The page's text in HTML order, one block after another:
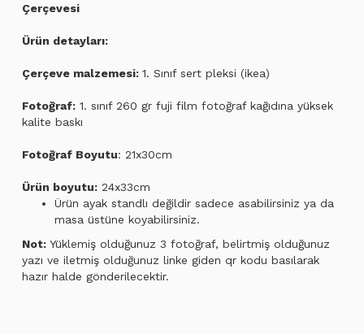
Çerçevesi
Ürün detayları:
Çerçeve malzemesi: 1. Sınıf sert pleksi (ikea)
Fotoğraf: 1. sınıf 260 gr fuji film fotoğraf kağıdına yüksek
kalite baskı
Fotoğraf Boyutu: 21x30cm
Ürün boyutu: 24x33cm
Ürün ayak standlı değildir sadece asabilirsiniz ya da
masa üstüne koyabilirsiniz.
Not: Yüklemiş olduğunuz 3 fotoğraf, belirtmiş olduğunuz
yazı ve iletmiş olduğunuz linke giden qr kodu basılarak
hazır halde gönderilecektir.